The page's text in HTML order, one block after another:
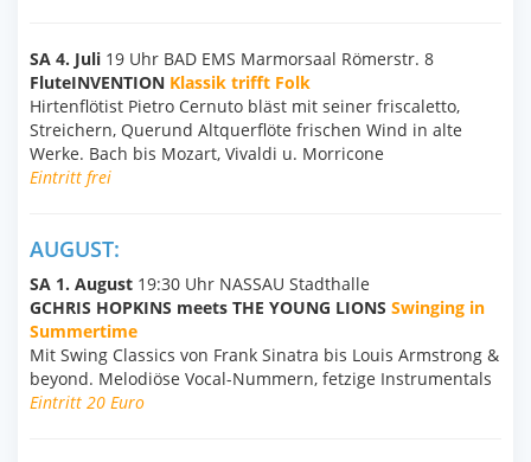
SA 4. Juli 19 Uhr BAD EMS Marmorsaal Römerstr. 8
FluteINVENTION Klassik trifft Folk
Hirtenflötist Pietro Cernuto bläst mit seiner friscaletto,
Streichern, Querund Altquerflöte frischen Wind in alte
Werke. Bach bis Mozart, Vivaldi u. Morricone
Eintritt frei
AUGUST:
SA 1. August 19:30 Uhr NASSAU Stadthalle
GCHRIS HOPKINS meets THE YOUNG LIONS Swinging in
Summertime
Mit Swing Classics von Frank Sinatra bis Louis Armstrong &
beyond. Melodiöse Vocal-Nummern, fetzige Instrumentals
Eintritt 20 Euro